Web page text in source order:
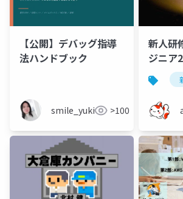
【公開】デバッグ指導
法ハンドブック
smile_yukiko_it>100
新人研
ジニア
版